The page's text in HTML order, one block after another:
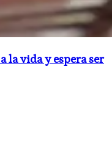
la vida y espera ser